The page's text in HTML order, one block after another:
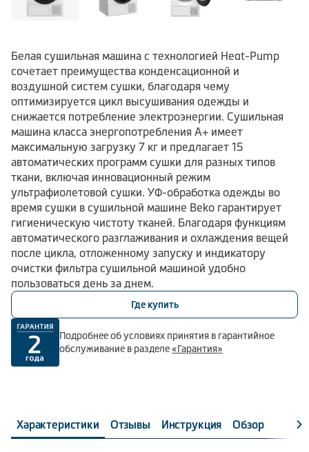
Белая сушильная машина с технологией Heat-Pump
сочетает преимущества конденсационной и
воздушной систем сушки, благодаря чему
оптимизируется цикл высушивания одежды и
снижается потребление электроэнергии. Сушильная
машина класса энергопотребления А+ имеет
максимальную загрузку 7 кг и предлагает 15
автоматических программ сушки для разных типов
ткани, включая инновационный режим
ультрафиолетовой сушки. УФ-обработка одежды во
время сушки в сушильной машине Beko гарантирует
гигиеническую чистоту тканей. Благодаря функциям
автоматического разглаживания и охлаждения вещей
после цикла, отложенному запуску и индикатору
очистки фильтра сушильной машиной удобно
пользоваться день за днем.
Где купить
Подробнее об условиях принятия в гарантийное
обслуживание в разделе«Гарантия»
Характеристики Отзывы Инструкция Обзор